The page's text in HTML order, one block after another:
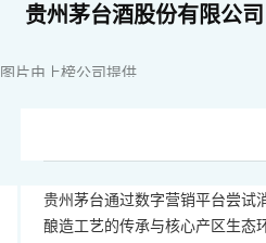
贵州茅台酒股份有限公司
图片由上榜公司提供
贵州茅台通过数字营销平台尝试
酿造工艺的传承与核心产区生态